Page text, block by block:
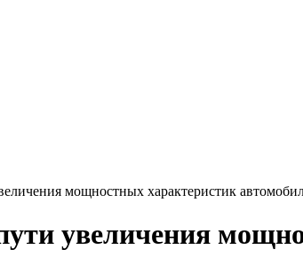
мощностных характеристик
увеличения